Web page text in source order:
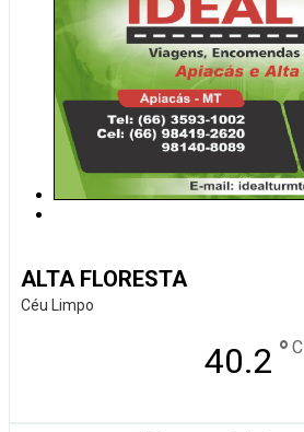
ALTA FLORESTA
Céu Limpo
40.2 ° C